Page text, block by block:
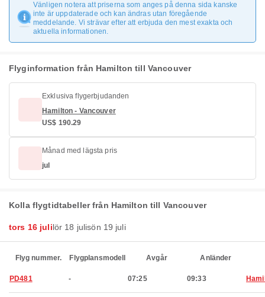
Vänligen notera att priserna som anges på denna sida kanske
inte är uppdaterade och kan ändras utan föregående
meddelande. Vi strävar efter att erbjuda den mest exakta och
aktuella informationen.
Flyginformation från Hamilton till Vancouver
Exklusiva flygerbjudanden
Hamilton - Vancouver
US$ 190.29
Månad med lägsta pris
jul
Kolla flygtidtabeller från Hamilton till Vancouver
tors 16 julilör 18 julisön 19 juli
Flyg nummer. Flygplansmodell Avgår Anländer
PD481 - 07:25 09:33